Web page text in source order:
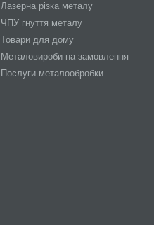
Лазерна різка металу
ЧПУ гнуття металу
Товари для дому
Металовироби на замовлення
Послуги металообробки